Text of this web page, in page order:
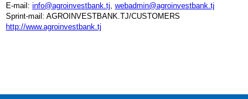
E-mail: info@agroinvestbank.tj, webadmin@agroinvestbank.tj
Sprint-mail: AGROINVESTBANK.TJ/CUSTOMERS
http://www.agroinvestbank.tj